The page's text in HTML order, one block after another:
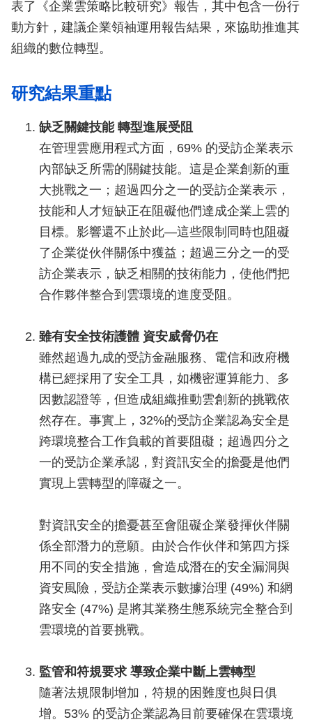
表了《企業雲策略比較研究》報告，其中包含一份行
動方針，建議企業領袖運用報告結果，來協助推進其
組織的數位轉型。
研究結果重點
缺乏關鍵技能 轉型進展受阻
在管理雲應用程式方面，69% 的受訪企業表示
內部缺乏所需的關鍵技能。這是企業創新的重
大挑戰之一；超過四分之一的受訪企業表示，
技能和人才短缺正在阻礙他們達成企業上雲的
目標。影響還不止於此—這些限制同時也阻礙
了企業從伙伴關係中獲益；超過三分之一的受
訪企業表示，缺乏相關的技術能力，使他們把
合作夥伴整合到雲環境的進度受阻。
雖有安全技術護體 資安威脅仍在
雖然超過九成的受訪金融服務、電信和政府機
構已經採用了安全工具，如機密運算能力、多
因數認證等，但造成組織推動雲創新的挑戰依
然存在。事實上，32%的受訪企業認為安全是
跨環境整合工作負載的首要阻礙；超過四分之
一的受訪企業承認，對資訊安全的擔憂是他們
實現上雲轉型的障礙之一。
對資訊安全的擔憂甚至會阻礙企業發揮伙伴關
係全部潛力的意願。由於合作伙伴和第四方採
用不同的安全措施，會造成潛在的安全漏洞與
資安風險，受訪企業表示數據治理 (49%) 和網
路安全 (47%) 是將其業務生態系統完全整合到
雲環境的首要挑戰。
監管和符規要求 導致企業中斷上雲轉型
隨著法規限制增加，符規的困難度也與日俱
增。53% 的受訪企業認為目前要確保在雲環境